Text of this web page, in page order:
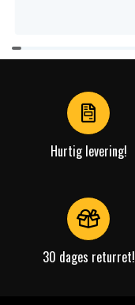
Item
1
Hurtig levering!
30 dages returret!